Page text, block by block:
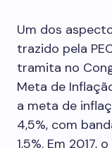
Um dos
trazido pela
tramita no
Meta de
a meta de
4,5%, com
1,5%. Em 2017,